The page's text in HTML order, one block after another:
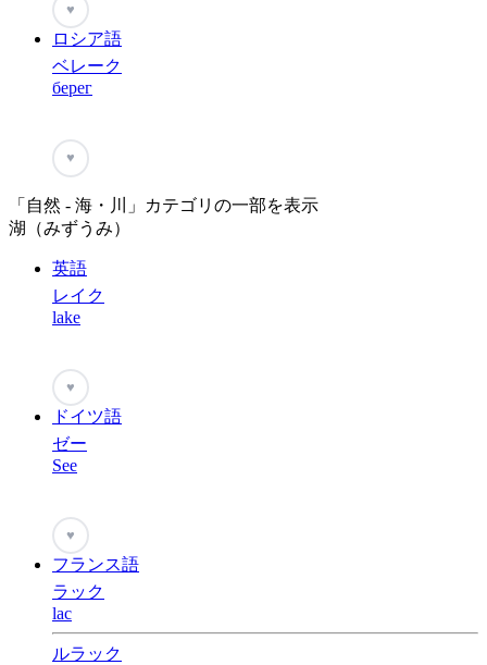
♥
ロシア語
ベレーク
берег
♥
「自然 - 海・川」カテゴリの一部を表示
湖（みずうみ）
英語
レイク
lake
♥
ドイツ語
ゼー
See
♥
フランス語
ラック
lac
ルラック